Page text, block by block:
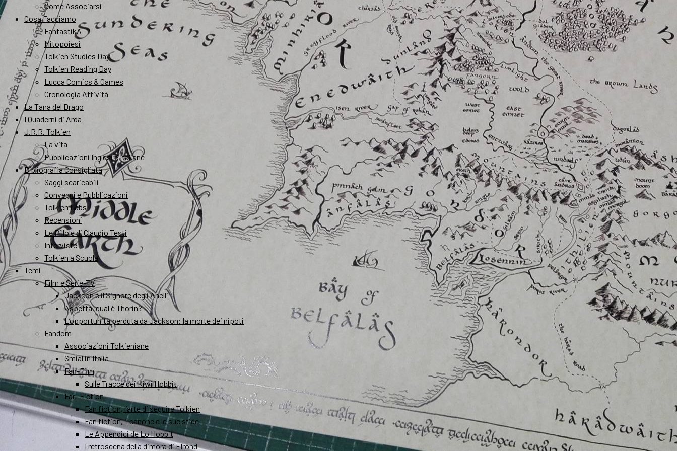
Come Associarsi
Cosa Facciamo
FantastikA
Mitopoiesi
Tolkien Studies Day
Tolkien Reading Day
Lucca Comics & Games
Cronologia Attività
La Tana del Drago
I Quaderni di Arda
J.R.R. Tolkien
La vita
Pubblicazioni Inglesi e Italiane
Bibliografia Consigliata
Saggi scaricabili
Convegni e Pubblicazioni
Tolkien Labs
Recensioni
Le Pillole di Claudio Testi
Interviste
Tolkien a Scuola
Temi
Film e Serie-TV
Jackson e il Signore degli Anelli
Aspetta, qual è Thorin?
L’opportunità perduta da Jackson: la morte dei nipoti
Fandom
Associazioni Tolkieniane
Smial in Italia
Fan-Film
Sulle Tracce dei Kiwi Hobbit
Fan-Fiction
Fan fiction, l’arte di seguire Tolkien
Fan fiction, il canone e le sue sfide
Le Appendici de Lo Hobbit
I retroscena della dimora di Elrond